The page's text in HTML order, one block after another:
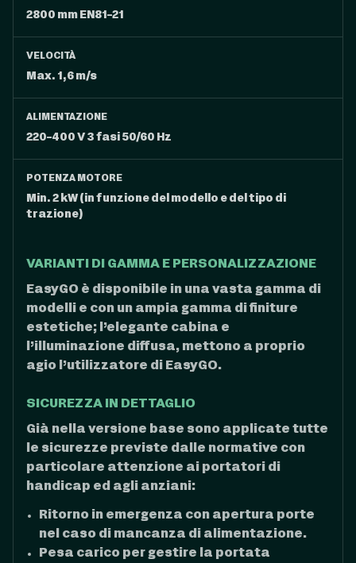
2800 mm EN81-21
VELOCITÀ
Max. 1,6 m/s
ALIMENTAZIONE
220-400 V 3 fasi 50/60 Hz
POTENZA MOTORE
Min. 2 kW (in funzione del modello e del tipo di
trazione)
VARIANTI DI GAMMA E PERSONALIZZAZIONE
EasyGO è disponibile in una vasta gamma di
modelli e con un ampia gamma di finiture
estetiche; l’elegante cabina e
l’illuminazione diffusa, mettono a proprio
agio l’utilizzatore di EasyGO.
SICUREZZA IN DETTAGLIO
Già nella versione base sono applicate tutte
le sicurezze previste dalle normative con
particolare attenzione ai portatori di
handicap ed agli anziani:
Ritorno in emergenza con apertura porte
nel caso di mancanza di alimentazione.
Pesa carico per gestire la portata